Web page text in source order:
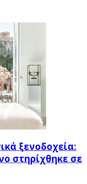
ξενοδοχεία:
στηρίχθηκε σε